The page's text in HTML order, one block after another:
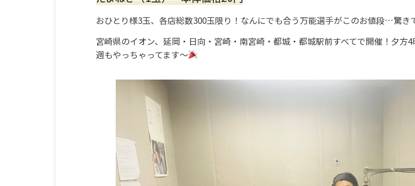
おひとり様3玉、各店総数300玉限り！なんにでも合う万能選手がこのお値段…驚き
宮崎県のイオン、延岡・日向・宮崎・南宮崎・都城・都城駅前すべてで開催！夕方
週もやっちゃってます～